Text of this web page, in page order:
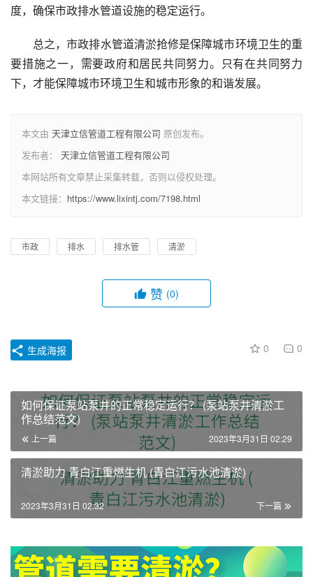
度，确保市政排水管道设施的稳定运行。
总之，市政排水管道清淤抢修是保障城市环境卫生的重
要措施之一，需要政府和居民共同努力。只有在共同努力
下，才能保障城市环境卫生和城市形象的和谐发展。
本文由 天津立信管道工程有限公司 原创发布。
发布者： 天津立信管道工程有限公司
本网站所有文章禁止采集转载，否则以侵权处理。
本文链接： https://www.lixintj.com/7198.html
市政 排水 排水管 清淤
赞 (0)
0 0
生成海报
如何保证泵站泵井的正常稳定运行？ (泵站泵井清淤工
作总结范文)
上一篇 2023年3月31日 02:29
清淤助力 青白江重燃生机 (青白江污水池清淤)
下一篇
2023年3月31日 02:32